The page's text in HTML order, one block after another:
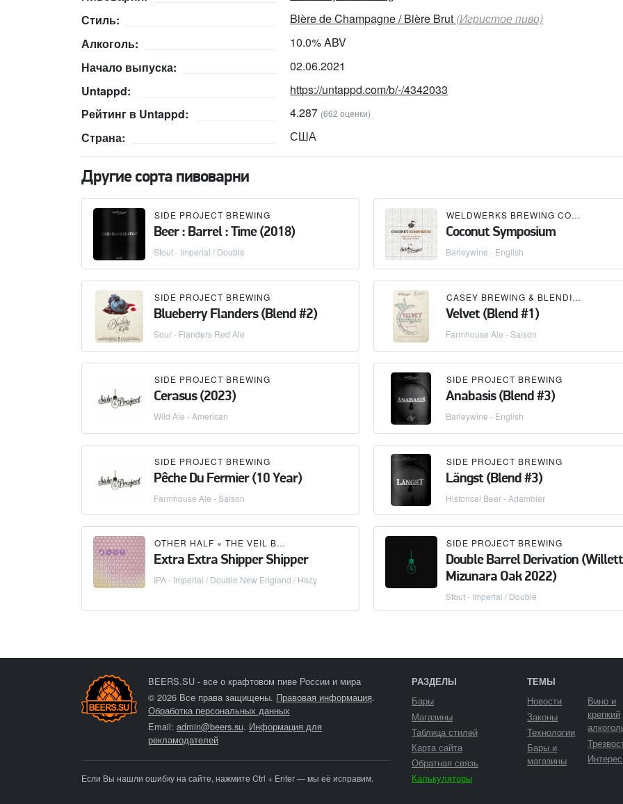
Стиль:
Bière de Champagne / Bière Brut (Игристое пиво)
Алкоголь:
10.0% ABV
Начало выпуска:
02.06.2021
Untappd:
https://untappd.com/b/-/4342033
Рейтинг в Untappd:
4.287 (662 оценки)
Страна: США
Другие сорта пивоварни
SIDE PROJECT BREWING
Beer : Barrel : Time (2018)
Stout - Imperial / Double
WELDWERKS BREWING CO.
×
Coconut Symposium
Barleywine - English
SIDE PROJECT BREWING
Blueberry Flanders (Blend #2)
Sour - Flanders Red Ale
CASEY BREWING & BLENDING
Velvet (Blend #1)
Farmhouse Ale - Saison
SIDE PROJECT BREWING
Cerasus (2023)
Wild Ale - American
SIDE PROJECT BREWING
Anabasis (Blend #3)
Barleywine - English
SIDE PROJECT BREWING
Pêche Du Fermier (10 Year)
Farmhouse Ale - Saison
SIDE PROJECT BREWING
Längst (Blend #3)
Historical Beer - Adambier
OTHER HALF × THE VEIL BREWING CO. WELDWERKS BREWING CO.×SIDE PROJECT BREWING
Extra Extra Shipper Shipper
IPA - Imperial / Double New England / Hazy
SIDE PROJECT BREWING
Double Barrel Derivation (Willett
Mizunara Oak 2022)
Stout - Imperial / Double
BEERS.SU - все о крафтовом пиве России и мира
© 2026 Все права защищены. Правовая информация.
Обработка персональных данных
Email: admin@beers.su. Информация для
рекламодателей
Если Вы нашли ошибку на сайте, нажмите Ctrl + Enter — мы её исправим.
РАЗДЕЛЫ
Бары
Магазины
Таблица стилей
Карта сайта
Обратная связь
Калькуляторы
ТЕМЫ
Новости
Законы
Технологии
Бары и
магазины
Вино и
крепкий